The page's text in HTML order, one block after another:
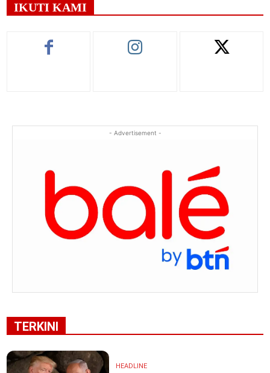
IKUTI KAMI
- Advertisement -
TERKINI
HEADLINE